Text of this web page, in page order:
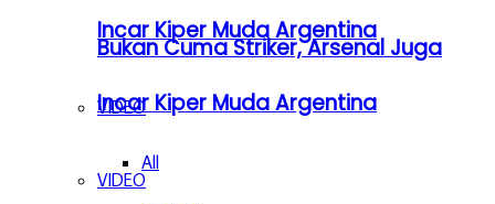
Incar Kiper Muda Argentina
VIDEO
All
Bukan Cuma Striker, Arsenal Juga
Incar Kiper Muda Argentina
VIDEO